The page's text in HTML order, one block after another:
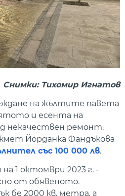
Снимки: Тихомир Игнатов
на жълтите павета
и есента на
некачествен ремонт.
Йорданка Фандъкова
със 100 000 лв.
1 октомври 2023 г. -
от обявеното.
бе 2000 кв. метра, а